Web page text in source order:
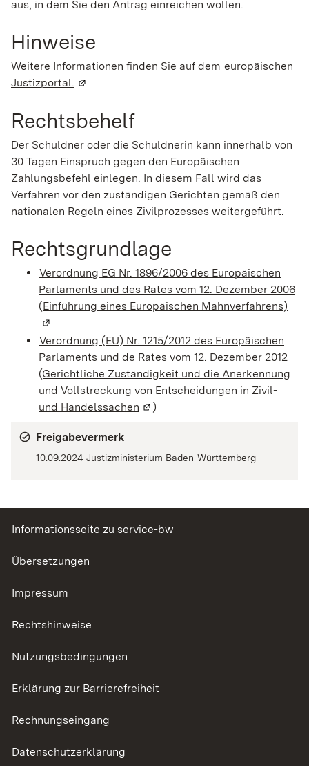
aus, in dem Sie den Antrag einreichen wollen.
Hinweise
Weitere Informationen finden Sie auf dem europäischen
Justizportal. (Wird in einem neuen Fenster geöffnet)
Rechtsbehelf
Der Schuldner oder die Schuldnerin kann innerhalb von
30 Tagen Einspruch gegen den Europäischen
Zahlungsbefehl einlegen. In diesem Fall wird das
Verfahren vor den zuständigen Gerichten gemäß den
nationalen Regeln eines Zivilprozesses weitergeführt.
Rechtsgrundlage
Verordnung EG Nr. 1896/2006 des Europäischen
Parlaments und des Rates vom 12. Dezember 2006
(Einführung eines Europäischen Mahnverfahrens)
Verordnung (EU) Nr. 1215/2012 des Europäischen
Parlaments und de Rates vom 12. Dezember 2012
(Gerichtliche Zuständigkeit und die Anerkennung
und Vollstreckung von Entscheidungen in Zivil-
und Handelssachen (Wird in einem neuen Fenster
)
Freigabevermerk
10.09.2024 Justizministerium Baden-Württemberg
Informationsseite zu service-bw
Übersetzungen
Impressum
Rechtshinweise
Nutzungsbedingungen
Erklärung zur Barrierefreiheit
Rechnungseingang
Datenschutzerklärung